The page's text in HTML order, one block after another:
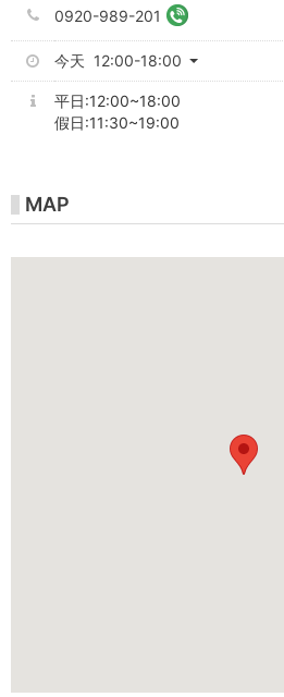
0920-989-201
今天 12:00-18:00
平日:12:00~18:00
假日:11:30~19:00
MAP